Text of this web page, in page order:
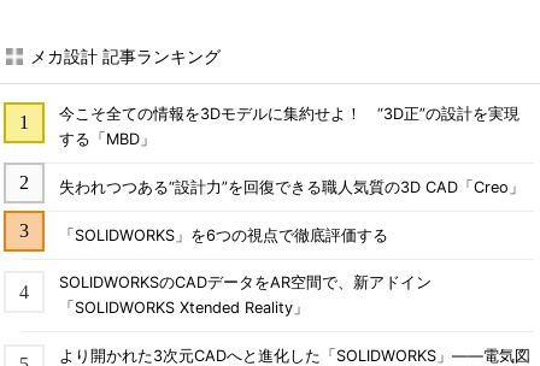
メカ設計 記事ランキング
今こそ全ての情報を3Dモデルに集約せよ！ “3D正”の設計を実現
する「MBD」
失われつつある“設計力”を回復できる職人気質の3D CAD「Creo」
「SOLIDWORKS」を6つの視点で徹底評価する
SOLIDWORKSのCADデータをAR空間で、新アドイン
「SOLIDWORKS Xtended Reality」
より開かれた3次元CADへと進化した「SOLIDWORKS」――電気図